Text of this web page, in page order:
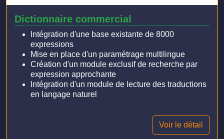
Dictionnaire commercial
Intégration d'une base existante de 8000
expressions
Mise en place d'un paramétrage multilingue
Création d'un module exclusif de recherche par
expression approchante
Intégration d'un module de lecture des traductions
en langage naturel
Voir le détail